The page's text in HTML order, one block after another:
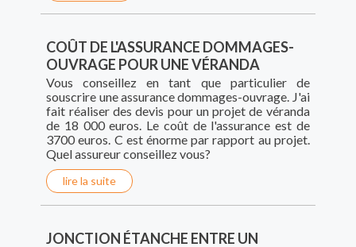
COÛT DE L'ASSURANCE DOMMAGES-
OUVRAGE POUR UNE VÉRANDA
Vous conseillez en tant que particulier de
souscrire une assurance dommages-ouvrage. J'ai
fait réaliser des devis pour un projet de véranda
de 18 000 euros. Le coût de l'assurance est de
3700 euros. C est énorme par rapport au projet.
Quel assureur conseillez vous?
lire la suite
JONCTION ÉTANCHE ENTRE UN